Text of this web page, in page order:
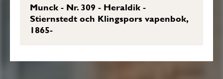
Munck - Nr. 309 - Heraldik -
Stiernstedt och Klingspors vapenbok,
1865-